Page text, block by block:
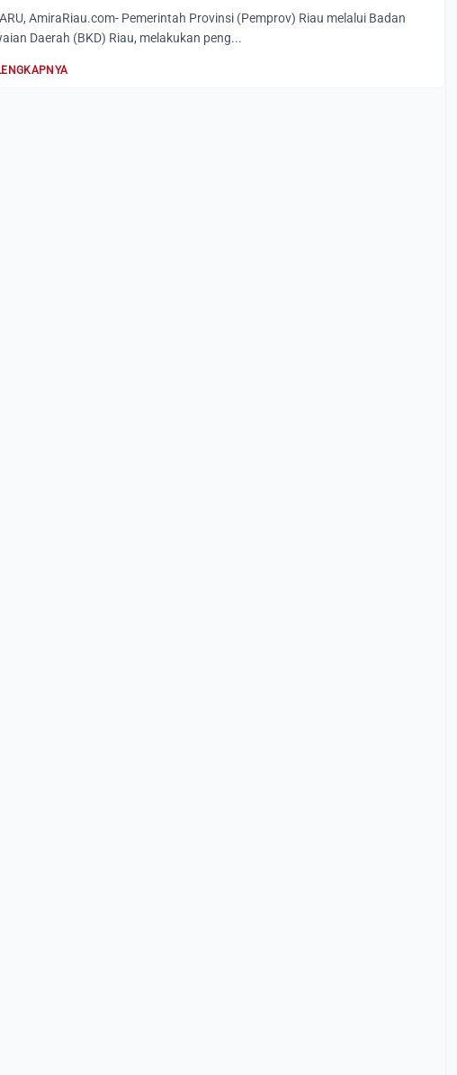
AmiraRiau.com- Pemerintah Provinsi (Pemprov) Riau melalui Badan
Daerah (BKD) Riau, melakukan peng...